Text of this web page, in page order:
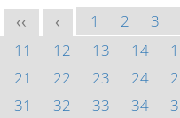
<< < 1 2 3
11
12 13 14
21
22 23 24
31
32 33 34